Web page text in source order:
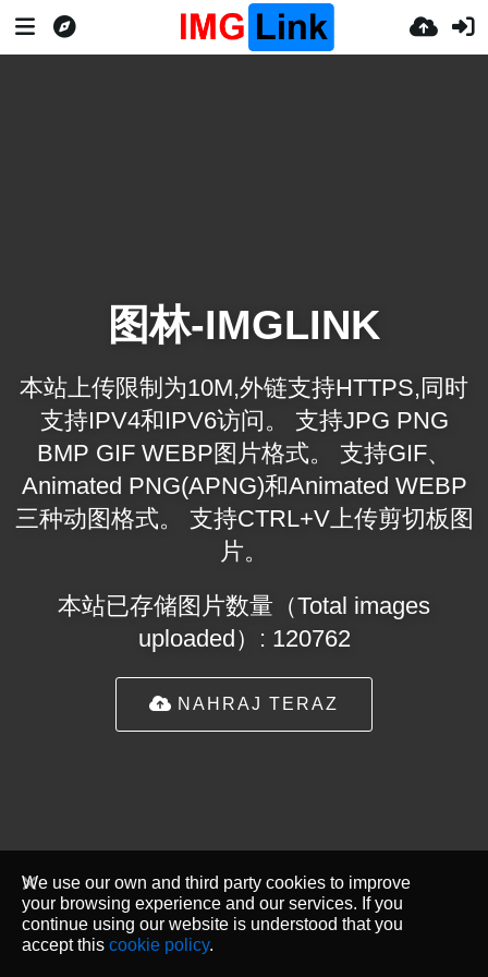
图林-IMGLINK
本站上传限制为10M,外链支持HTTPS,同时
支持IPV4和IPV6访问。 支持JPG PNG
BMP GIF WEBP图片格式。 支持GIF、
Animated PNG(APNG)和Animated WEBP
三种动图格式。 支持CTRL+V上传剪切板图
片。
本站已存储图片数量（Total images
uploaded）: 120762
NAHRAJ TERAZ
We use our own and third party cookies to improve
your browsing experience and our services. If you
continue using our website is understood that you
accept this cookie policy.